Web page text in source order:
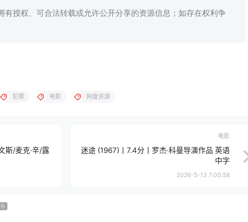
有授权、可合法转载或允许公开分享的资源信息；如存在权利争
犯罪 电影 网盘资源
斯/麦克·辛/露
电影
迷途 (1967)丨7.4分丨罗杰·科曼导演作品 英语
中字
2026-5-13 7:00:58
告